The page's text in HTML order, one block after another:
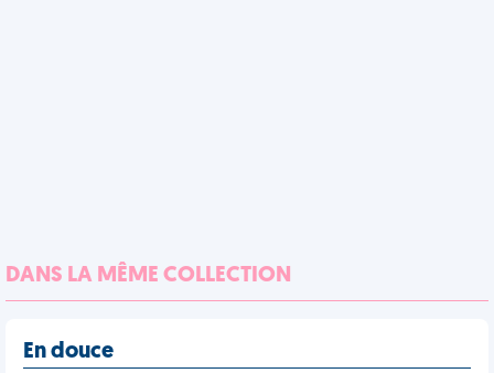
DANS LA MÊME COLLECTION
En douce